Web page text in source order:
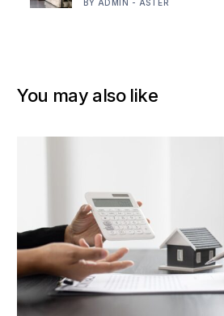
BY ADMIN - ASTER
You may also like